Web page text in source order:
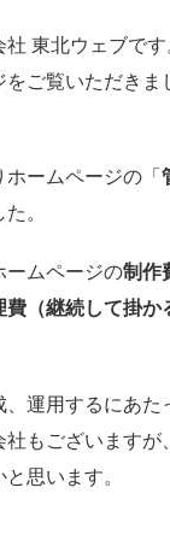
東北ウェブです
をご覧いただきま
ームページの「
。
ームページの制作
費（継続して掛か
運用するにあた
もございますが
思います。